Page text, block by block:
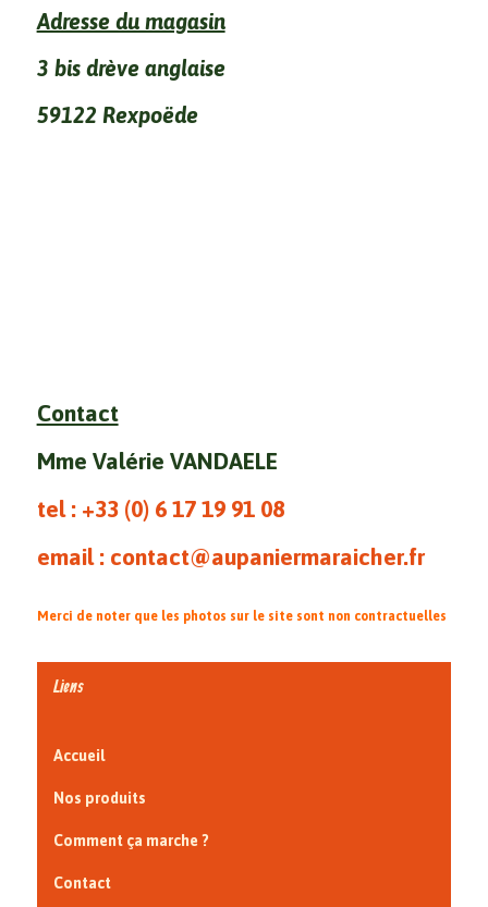
Adresse du magasin
3 bis drève anglaise
59122 Rexpoëde
Contact
Mme Valérie VANDAELE
tel : +33 (0) 6 17 19 91 08
email : contact@aupaniermaraicher.fr
Merci de noter que les photos sur le site sont non contractuelles
Liens
Accueil
Nos produits
Comment ça marche ?
Contact